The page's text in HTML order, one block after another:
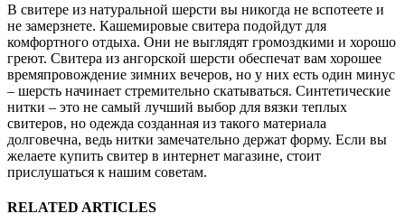
В свитере из натуральной шерсти вы никогда не вспотеете и
не замерзнете. Кашемировые свитера подойдут для
комфортного отдыха. Они не выглядят громоздкими и хорошо
греют. Свитера из ангорской шерсти обеспечат вам хорошее
времяпровождение зимних вечеров, но у них есть один минус
– шерсть начинает стремительно скатываться. Синтетические
нитки – это не самый лучший выбор для вязки теплых
свитеров, но одежда созданная из такого материала
долговечна, ведь нитки замечательно держат форму. Если вы
желаете купить свитер в интернет магазине, стоит
прислушаться к нашим советам.
RELATED ARTICLES